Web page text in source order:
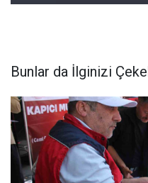
Bunlar da İlginizi